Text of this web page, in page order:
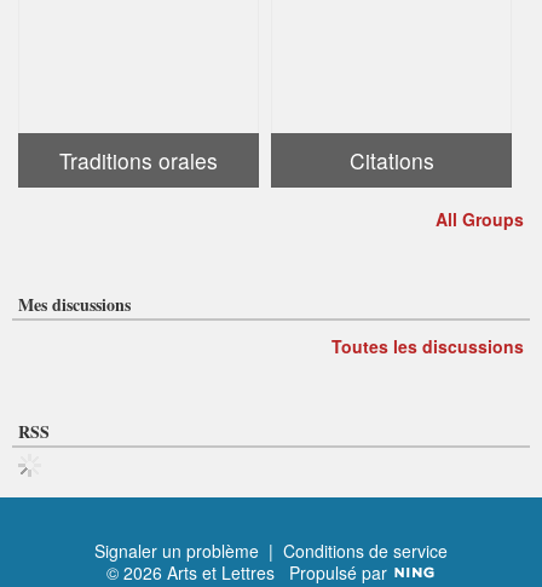
Traditions orales Citations
All Groups
Mes discussions
Toutes les discussions
RSS
Signaler un problème | Conditions de service
© 2026 Arts et Lettres Propulsé par